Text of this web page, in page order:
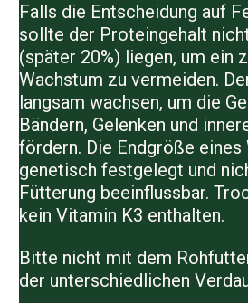
Falls die Entscheidung auf
sollte der Proteingehalt
(später 20%) liegen, um ein
Wachstum zu vermeiden.
langsam wachsen, um die
Bändern, Gelenken und
fördern. Die Endgröße eines
genetisch festgelegt und
Fütterung beeinflussbar.
kein Vitamin K3 enthalten.
Bitte nicht mit dem
der unterschiedlichen